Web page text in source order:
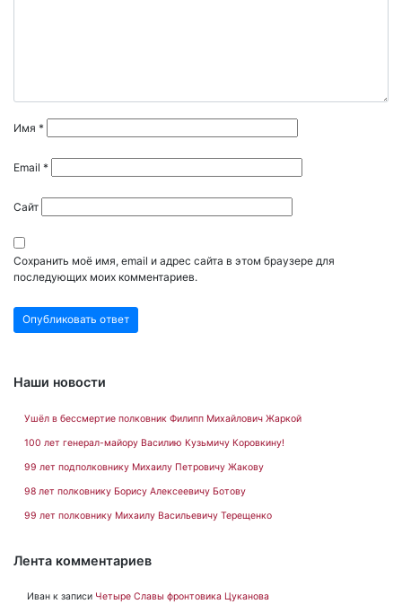
Имя *
Email *
Сайт
Сохранить моё имя, email и адрес сайта в этом браузере для
последующих моих комментариев.
Наши новости
Ушёл в бессмертие полковник Филипп Михайлович Жаркой
100 лет генерал-майору Василию Кузьмичу Коровкину!
99 лет подполковнику Михаилу Петровичу Жакову
98 лет полковнику Борису Алексеевичу Ботову
99 лет полковнику Михаилу Васильевичу Терещенко
Лента комментариев
Иван к записи Четыре Славы фронтовика Цуканова